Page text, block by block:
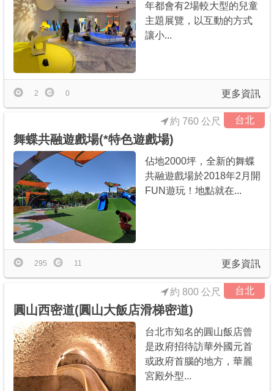
年都會有2場較大型的兒童
主題展覽，以互動的方式
讓小...
更多資訊
2 0
台北
約 760 公尺
舞蝶共融遊戲場(*特色遊戲場)
佔地2000坪，全新的舞蝶
共融遊戲場於2018年2月開
FUN遊玩！地點就在...
更多資訊
295 11
台北
約 800 公尺
圓山西密道(圓山大飯店滑梯密道)
台北市知名的圓山飯店曾
是政府招待訪華外國元首
或政府首腦的地方，華麗
宮殿外型...